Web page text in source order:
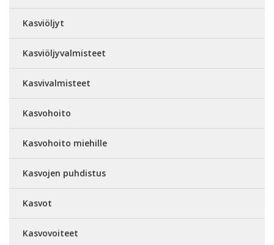
Kasviöljyt
Kasviöljyvalmisteet
Kasvivalmisteet
Kasvohoito
Kasvohoito miehille
Kasvojen puhdistus
Kasvot
Kasvovoiteet